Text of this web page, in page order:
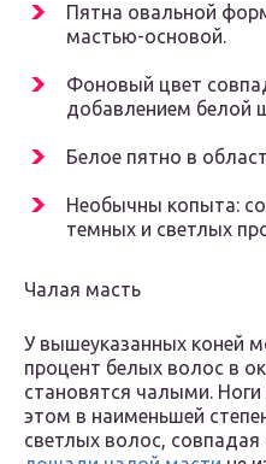
Пятна овальной
мастью-основой.
Фоновый цвет
добавлением белой
Белое пятно в
Необычны копыта:
темных и светлых
Чалая масть
У вышеуказанных коней
процент белых волос в
становятся чалыми.
этом в наименьшей
светлых волос,